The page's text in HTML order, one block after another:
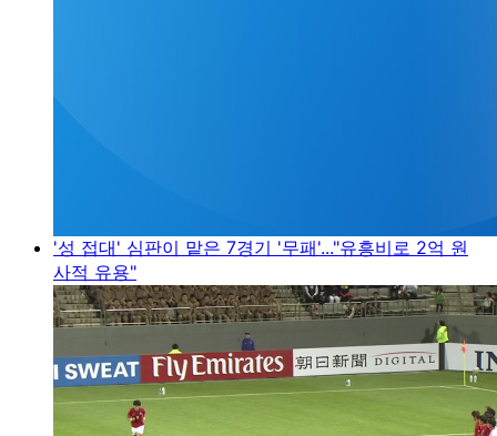
'성 접대' 심판이 맡은 7경기 '무패'..."유흥비로 2억 원
사적 유용"